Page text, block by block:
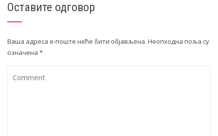
Оставите одговор
Ваша адреса е-поште неће бити објављена. Неопходна поља су
означена *